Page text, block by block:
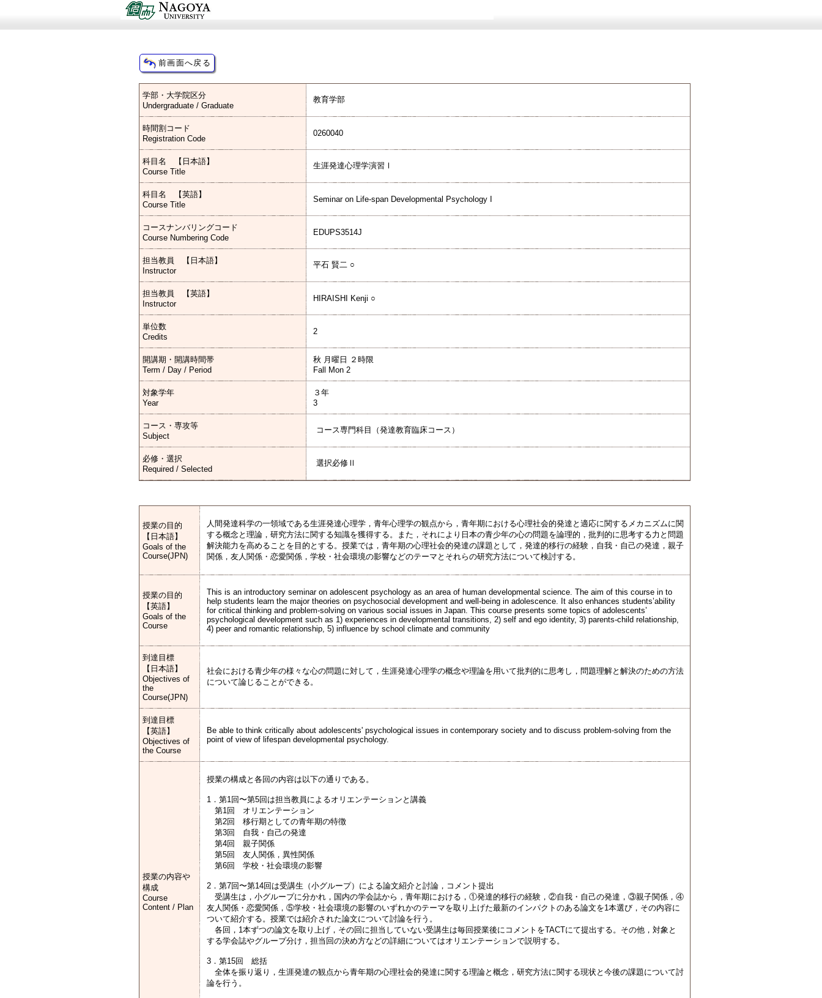
学部・大学院区分
Undergraduate / Graduate
教育学部
時間割コード
Registration Code
0260040
科目名 【日本語】
Course Title
生涯発達心理学演習Ⅰ
科目名 【英語】
Course Title
Seminar on Life-span Developmental Psychology I
コースナンバリングコード
Course Numbering Code
EDUPS3514J
担当教員 【日本語】
Instructor
平石 賢二 ○
担当教員 【英語】
Instructor
HIRAISHI Kenji ○
単位数
Credits
2
開講期・開講時間帯
Term / Day / Period
秋 月曜日 ２時限
Fall Mon 2
対象学年
Year
３年
3
コース・専攻等
Subject
コース専門科目（発達教育臨床コース）
必修・選択
Required / Selected
選択必修Ⅱ
授業の目的
【日本語】
Goals of the
Course(JPN)
人間発達科学の一領域である生涯発達心理学，青年心理学の観点から，青年期における心理社会的発達と適応に関するメカニズムに関
する概念と理論，研究方法に関する知識を獲得する。また，それにより日本の青少年の心の問題を論理的，批判的に思考する力と問題
解決能力を高めることを目的とする。授業では，青年期の心理社会的発達の課題として，発達的移行の経験，自我・自己の発達，親子
関係，友人関係・恋愛関係，学校・社会環境の影響などのテーマとそれらの研究方法について検討する。
授業の目的
【英語】
Goals of the
Course
This is an introductory seminar on adolescent psychology as an area of human developmental science. The aim of this course in to
help students learn the major theories on psychosocial development and well-being in adolescence. It also enhances students’ability
for critical thinking and problem-solving on various social issues in Japan. This course presents some topics of adolescents’
psychological development such as 1) experiences in developmental transitions, 2) self and ego identity, 3) parents-child relationship,
4) peer and romantic relationship, 5) influence by school climate and community
到達目標
【日本語】
Objectives of
the
Course(JPN)
社会における青少年の様々な心の問題に対して，生涯発達心理学の概念や理論を用いて批判的に思考し，問題理解と解決のための方法
について論じることができる。
到達目標
【英語】
Objectives of
the Course
Be able to think critically about adolescents' psychological issues in contemporary society and to discuss problem-solving from the
point of view of lifespan developmental psychology.
授業の内容や
構成
Course
Content / Plan
授業の構成と各回の内容は以下の通りである。
1．第1回〜第5回は担当教員によるオリエンテーションと講義
第1回 オリエンテーション
第2回 移行期としての青年期の特徴
第3回 自我・自己の発達
第4回 親子関係
第5回 友人関係，異性関係
第6回 学校・社会環境の影響
2．第7回〜第14回は受講生（小グループ）による論文紹介と討論，コメント提出
受講生は，小グループに分かれ，国内の学会誌から，青年期における，①発達的移行の経験，②自我・自己の発達，③親子関係，④
友人関係・恋愛関係，⑤学校・社会環境の影響のいずれかのテーマを取り上げた最新のインパクトのある論文を1本選び，その内容に
ついて紹介する。授業では紹介された論文について討論を行う。
各回，1本ずつの論文を取り上げ，その回に担当していない受講生は毎回授業後にコメントをTACTにて提出する。その他，対象と
する学会誌やグループ分け，担当回の決め方などの詳細についてはオリエンテーションで説明する。
3．第15回 総括
全体を振り返り，生涯発達の観点から青年期の心理社会的発達に関する理論と概念，研究方法に関する現状と今後の課題について討
論を行う。